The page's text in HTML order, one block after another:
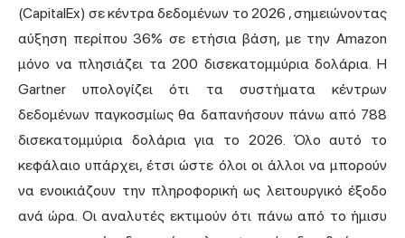
(CapitalEx) σε κέντρα δεδομένων το 2026 , σημειώνοντας
αύξηση περίπου 36% σε ετήσια βάση, με την Amazon
μόνο να πλησιάζει τα 200 δισεκατομμύρια δολάρια. Η
Gartner υπολογίζει ότι τα συστήματα κέντρων
δεδομένων παγκοσμίως θα δαπανήσουν πάνω από 788
δισεκατομμύρια δολάρια για το 2026. Όλο αυτό το
κεφάλαιο υπάρχει, έτσι ώστε όλοι οι άλλοι να μπορούν
να ενοικιάζουν την πληροφορική ως λειτουργικό έξοδο
ανά ώρα. Οι αναλυτές εκτιμούν ότι πάνω από το ήμισυ